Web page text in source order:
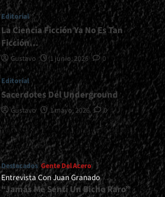
Editorial
La Ciencia Ficción Ya No Es Tan
Ficción…
Gustavo 1 junio, 2026 0
Editorial
Sacerdotes Del Underground
Gustavo 1 mayo, 2026 0
Destacados Gente Del Acero
Entrevista Con Juan Granado
“Jamás Me Sentí Un Bicho Raro”